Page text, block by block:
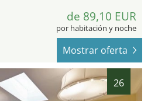
de 89,10 EUR
por habitación y noche
Mostrar oferta
26